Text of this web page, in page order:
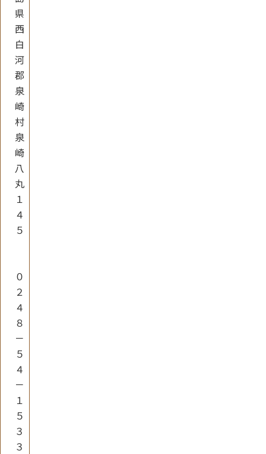
県
西
白
河
郡
泉
崎
村
泉
崎
八
丸
１
４
５
０
２
４
８
－
５
４
－
１
５
３
３